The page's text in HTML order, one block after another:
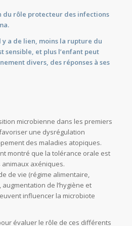
du rôle protecteur des infections
y a de lien, moins la rupture du
sensible, et plus l’enfant peut
divers, des réponses à ses
microbienne dans les premiers
une dysrégulation
des maladies atopiques.
montré que la tolérance orale est
axéniques.
de vie (régime alimentaire,
de l’hygiène et
influencer la microbiote
évaluer le rôle de ces différents